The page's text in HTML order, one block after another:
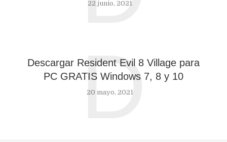
22 junio, 2021
Descargar Resident Evil 8 Village para
PC GRATIS Windows 7, 8 y 10
20 mayo, 2021
D